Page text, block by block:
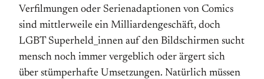
Verfilmungen oder Serienadaptionen von Comics
sind mittlerweile ein Milliardengeschäft, doch
LGBT Superheld_innen auf den Bildschirmen sucht
mensch noch immer vergeblich oder ärgert sich
über stümperhafte Umsetzungen. Natürlich müssen